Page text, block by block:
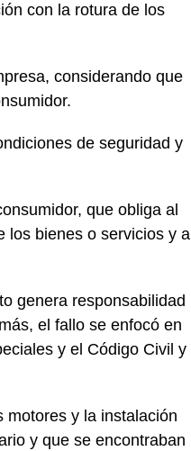
con la rotura de los
considerando que
de seguridad y
que obliga al
los bienes o servicios y a
genera responsabilidad
el fallo se enfocó en
y el Código Civil y
motores y la instalación
y que se encontraban